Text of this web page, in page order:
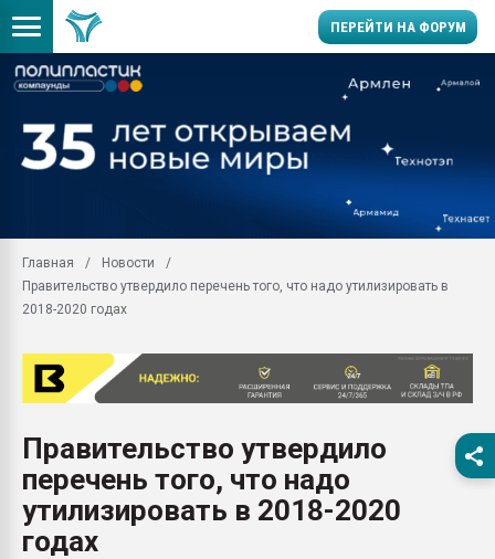
ПЕРЕЙТИ НА ФОРУМ
Вакуум-формовочные
28.07.2026
Всё, что касается
бутылок
вакуумного
Продам отходы
поликарбоната и АБС-
Armaloy PC/ABS-1IM
Главная
Новости
Правительство утвердило перечень того, что надо утилизировать в
2018-2020 годах
Правительство утвердило
перечень того, что надо
утилизировать в 2018-2020
годах